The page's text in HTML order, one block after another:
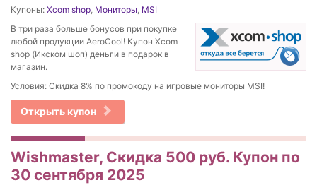
Купоны: Xcom shop, Мониторы, MSI
В три раза больше бонусов при покупке
любой продукции AeroCool! Купон Xcom
shop (Икском шоп) деньги в подарок в
магазин.
Условия: Скидка 8% по промокоду на игровые мониторы MSI!
Открыть купон
Wishmaster, Скидка 500 руб. Купон по
30 сентября 2025